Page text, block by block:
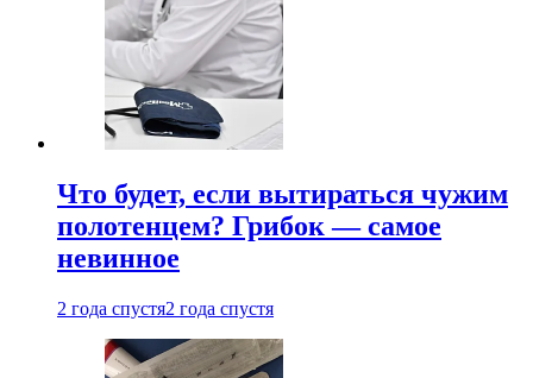
Что будет, если вытираться чужим
полотенцем? Грибок — самое
невинное
2 года спустя2 года спустя